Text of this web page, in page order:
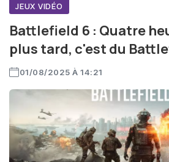
JEUX VIDÉO
Battlefield 6 : Quatre
plus tard, c'est du
01/08/2025 À 14:21